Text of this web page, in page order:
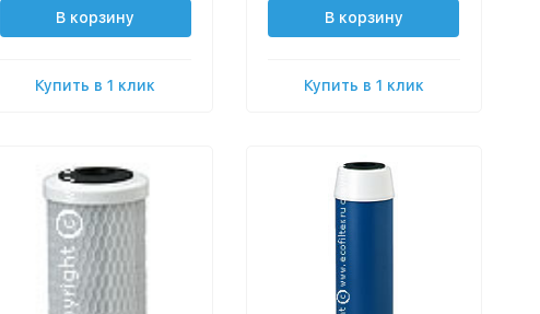
В корзину
Купить в 1 клик
В корзину
Купить в 1 клик